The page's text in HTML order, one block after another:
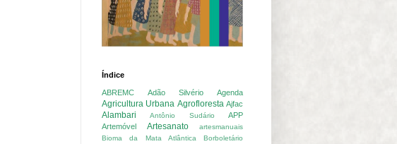
Índice
ABREMC Adão Silvério Agenda
Agricultura Urbana Agrofloresta Ajfac
Alambari Antônio Sudário
APP
Artemóvel
Artesanato
artesmanuais
Bioma da Mata Atlântica
Borboletário